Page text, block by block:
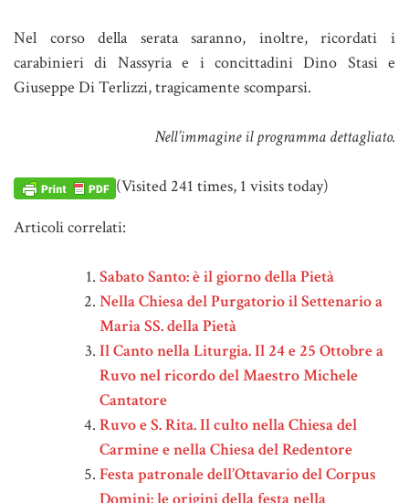
Nel corso della serata saranno, inoltre, ricordati i
carabinieri di Nassyria e i concittadini Dino Stasi e
Giuseppe Di Terlizzi, tragicamente scomparsi.
Nell’immagine il programma dettagliato.
(Visited 241 times, 1 visits today)
Articoli correlati:
Sabato Santo: è il giorno della Pietà
Nella Chiesa del Purgatorio il Settenario a
Maria SS. della Pietà
Il Canto nella Liturgia. Il 24 e 25 Ottobre a
Ruvo nel ricordo del Maestro Michele
Cantatore
Ruvo e S. Rita. Il culto nella Chiesa del
Carmine e nella Chiesa del Redentore
Festa patronale dell’Ottavario del Corpus